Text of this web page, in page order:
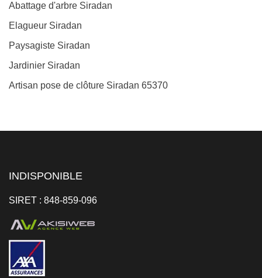
Abattage d'arbre Siradan
Elagueur Siradan
Paysagiste Siradan
Jardinier Siradan
Artisan pose de clôture Siradan 65370
INDISPONIBLE
SIRET : 848-859-096